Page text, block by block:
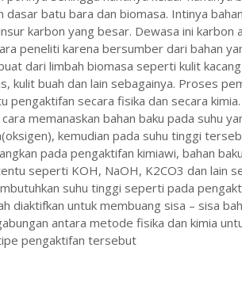
batu bara dan biomasa. Intinya
karbon yang besar. Dewasa ini karbon
peneliti karena bersumber dari bahan
dari limbah biomasa seperti kulit
kulit buah dan lain sebagainya. Proses
secara fisika dan secara
memanaskan bahan baku pada suhu
kemudian pada suhu tinggi
pada pengaktifan kimiawi, bahan
seperti KOH, NaOH, K2CO3 dan lain
suhu tinggi seperti pada
diaktifkan untuk membuang sisa – sisa
antara metode fisika dan kimia
pengaktifan tersebut